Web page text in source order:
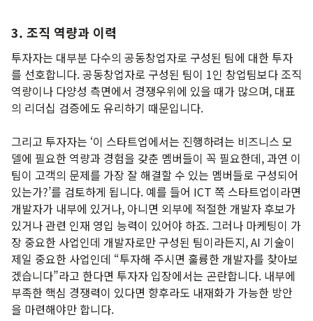
3. 조직 역량과 이력
투자자는 대부분 다수의 공동창업자로 구성된 팀에 대한 투자
를 선호합니다. 공동창업자로 구성된 팀이 1인 창업팀보다 조직
역량이나 다양성 측면에서 경쟁우위에 있을 때가 많으며, 대표
의 리더십 검증에도 유리하기 때문입니다.
그리고 투자자는 ‘이 스타트업에서는 진행하려는 비즈니스 모
델에 필요한 역량과 경험을 갖춘 멤버들이 꼭 필요한데, 과연 이
팀이 고객의 문제를 가장 잘 해결할 수 있는 멤버들로 구성되어
있는가?’를 검토하게 됩니다. 예를 들어 ICT 쪽 스타트업이라면
개발자가 내부에 있거나, 아니면 외부에 적절한 개발자 후보가
있거나 관련 인재 영입 능력이 있어야 하죠. 그러나 마케팅이 가
장 중요한 사업인데 개발자로만 구성된 팀이라든지, AI 기술이
제일 중요한 사업인데 “투자해 주시면 훌륭한 개발자를 찾아보
겠습니다”라고 한다면 투자자 입장에서는 곤란합니다. 내부에
부족한 핵심 경쟁력이 있다면 향후라도 내재화가 가능한 방안
을 마련해야만 합니다.